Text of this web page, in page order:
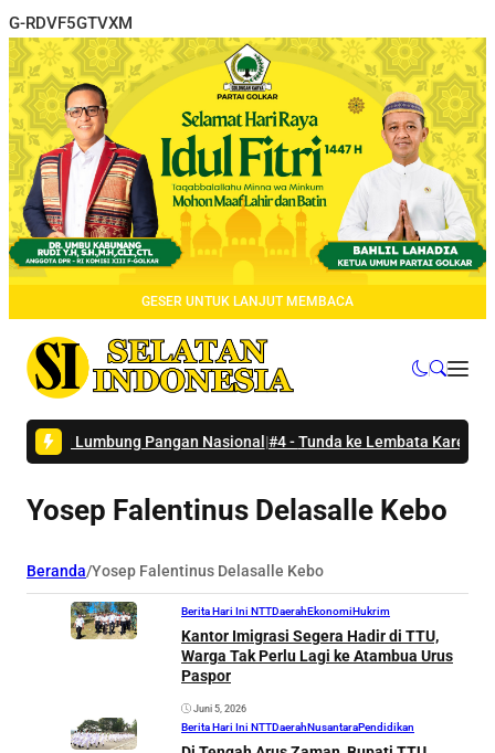
G-RDVF5GTVXM
GESER UNTUK LANJUT MEMBACA
Lumbung Pangan Nasional|#4 -Tunda ke Lembata Karena Erupsi,
Yosep Falentinus Delasalle Kebo
Beranda/Yosep Falentinus Delasalle Kebo
Berita Hari Ini NTTDaerahEkonomiHukrim
Kantor Imigrasi Segera Hadir di TTU,
Warga Tak Perlu Lagi ke Atambua Urus
Paspor
Juni 5, 2026
Berita Hari Ini NTTDaerahNusantaraPendidikan